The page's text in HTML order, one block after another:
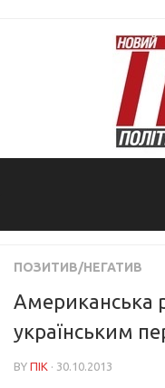
ПОЗИТИВ/НЕГАТИВ
Американська
українським
BY ПІК · 30.10.2013